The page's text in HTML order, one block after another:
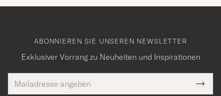
ABONNIEREN SIE UNSEREN NEWSLETTER
Exklusiver Vorrang zu Neuheiten und Inspirationen
Mail
Tack